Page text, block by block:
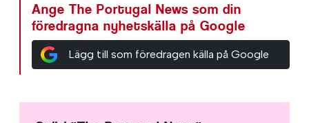
Ange The Portugal News som din
föredragna nyhetskälla på Google
Lägg till som föredragen källa på Google